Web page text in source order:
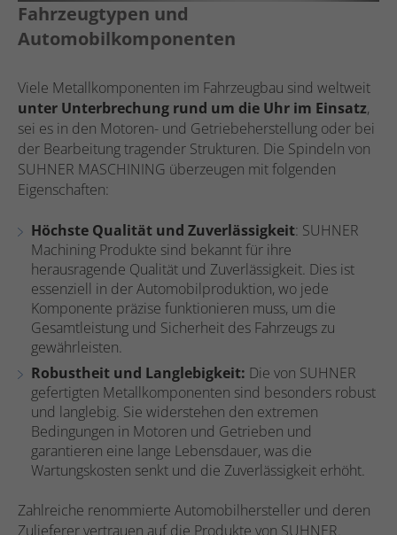
Fahrzeugtypen und
Automobilkomponenten
Viele Metallkomponenten im Fahrzeugbau sind weltweit
unter Unterbrechung rund um die Uhr im Einsatz,
sei es in den Motoren- und Getriebeherstellung oder bei
der Bearbeitung tragender Strukturen. Die Spindeln von
SUHNER MASCHINING überzeugen mit folgenden
Eigenschaften:
Höchste Qualität und Zuverlässigkeit: SUHNER
Machining Produkte sind bekannt für ihre
herausragende Qualität und Zuverlässigkeit. Dies ist
essenziell in der Automobilproduktion, wo jede
Komponente präzise funktionieren muss, um die
Gesamtleistung und Sicherheit des Fahrzeugs zu
gewährleisten.
Robustheit und Langlebigkeit: Die von SUHNER
gefertigten Metallkomponenten sind besonders robust
und langlebig. Sie widerstehen den extremen
Bedingungen in Motoren und Getrieben und
garantieren eine lange Lebensdauer, was die
Wartungskosten senkt und die Zuverlässigkeit erhöht.
Zahlreiche renommierte Automobilhersteller und deren
Zulieferer vertrauen auf die Produkte von SUHNER.